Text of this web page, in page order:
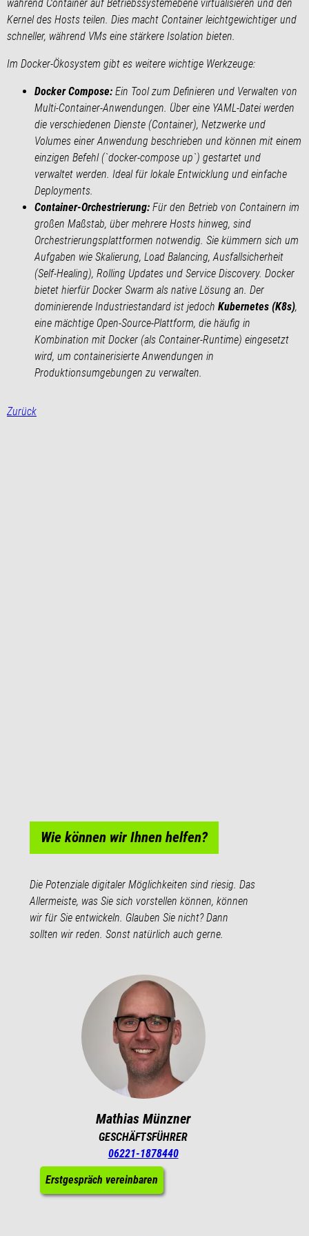
während Container auf Betriebssystemebene virtualisieren und den
Kernel des Hosts teilen. Dies macht Container leichtgewichtiger und
schneller, während VMs eine stärkere Isolation bieten.
Im Docker-Ökosystem gibt es weitere wichtige Werkzeuge:
Docker Compose: Ein Tool zum Definieren und Verwalten von
Multi-Container-Anwendungen. Über eine YAML-Datei werden
die verschiedenen Dienste (Container), Netzwerke und
Volumes einer Anwendung beschrieben und können mit einem
einzigen Befehl (`docker-compose up`) gestartet und
verwaltet werden. Ideal für lokale Entwicklung und einfache
Deployments.
Container-Orchestrierung: Für den Betrieb von Containern im
großen Maßstab, über mehrere Hosts hinweg, sind
Orchestrierungsplattformen notwendig. Sie kümmern sich um
Aufgaben wie Skalierung, Load Balancing, Ausfallsicherheit
(Self-Healing), Rolling Updates und Service Discovery. Docker
bietet hierfür Docker Swarm als native Lösung an. Der
dominierende Industriestandard ist jedoch Kubernetes (K8s),
eine mächtige Open-Source-Plattform, die häufig in
Kombination mit Docker (als Container-Runtime) eingesetzt
wird, um containerisierte Anwendungen in
Produktionsumgebungen zu verwalten.
Zurück
Wie können wir Ihnen helfen?
Die Potenziale digitaler Möglichkeiten sind riesig. Das
Allermeiste, was Sie sich vorstellen können, können
wir für Sie entwickeln. Glauben Sie nicht? Dann
sollten wir reden. Sonst natürlich auch gerne.
Mathias Münzner
GESCHÄFTSFÜHRER
06221-1878440
Erstgespräch vereinbaren